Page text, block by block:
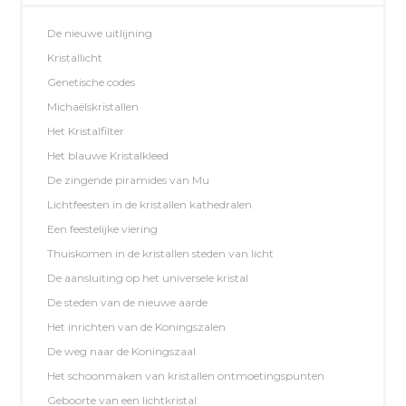
De nieuwe uitlijning
Kristallicht
Genetische codes
Michaëlskristallen
Het Kristalfilter
Het blauwe Kristalkleed
De zingende piramides van Mu
Lichtfeesten in de kristallen kathedralen
Een feestelijke viering
Thuiskomen in de kristallen steden van licht
De aansluiting op het universele kristal
De steden van de nieuwe aarde
Het inrichten van de Koningszalen
De weg naar de Koningszaal
Het schoonmaken van kristallen ontmoetingspunten
Geboorte van een lichtkristal